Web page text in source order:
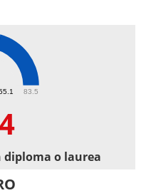
83.5
o laurea